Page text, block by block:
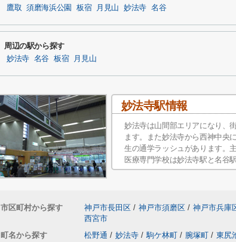
鷹取 須磨海浜公園 板宿 月見山 妙法寺 名谷
周辺の駅から探す
妙法寺 名谷 板宿 月見山
妙法寺駅情報
妙法寺は山間部エリアになり、
ます。また妙法寺から西神中央
生の通学ラッシュがあります。
医療専門学校は妙法寺駅と名谷
市区町村から探す 神戸市長田区 / 神戸市須磨区 / 神戸市兵庫
西宮市
町名から探す
松野通 / 妙法寺 / 駒ケ林町 / 腕塚町 / 東尻